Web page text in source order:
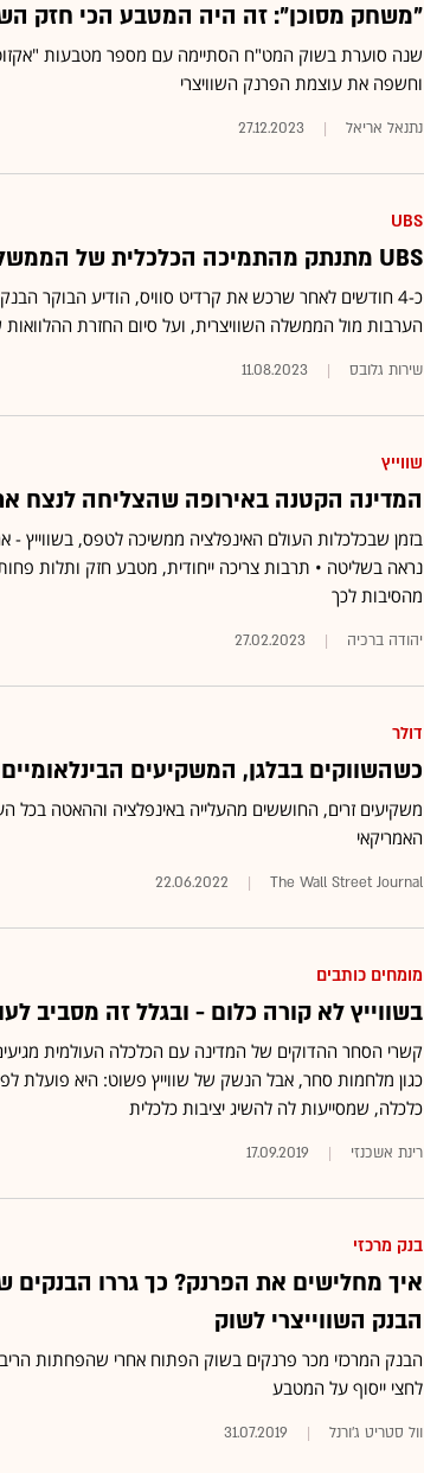
"משחק מסוכן": זה היה המטבע הכי חזק
שנה סוערת בשוק המט"ח הסתיימה עם מספר מטבעות
וחשפה את עוצמת הפרנק השוויצרי
נתנאל אריאל 27.12.2023
UBS
UBS מתנתק מהתמיכה הכלכלית של הממשלה השוויצרית
הערבות מול הממשלה השוויצרית, ועל סיום החזרת
שירות גלובס 11.08.2023
שווייץ
המדינה הקטנה באירופה שהצליחה לנצח
בזמן שבכלכלות העולם האינפלציה ממשיכה לטפס, בשווייץ
נראה בשליטה • תרבות צריכה ייחודית, מטבע חזק ותלות
מהסיבות לכך
יהודה ברכיה 27.02.2023
דולר
כשהשווקים בבלגן, המשקיעים הבינלאומיים
משקיעים זרים, החוששים מהעלייה באינפלציה וההאטה בכל
האמריקאי
The Wall Street Journal
22.06.2022
מומחים כותבים
בשווייץ לא קורה כלום - ובגלל זה מסביב
קשרי הסחר ההדוקים של המדינה עם הכלכלה העולמית
כגון מלחמות סחר, אבל הנשק של שווייץ פשוט: היא פועלת
כלכלה, שמסייעות לה להשיג יציבות כלכלית
רינת אשכנזי 17.09.2019
בנק מרכזי
איך מחלישים את הפרנק? כך גררו הבנקים
הבנק השווייצרי לשוק
הבנק המרכזי מכר פרנקים בשוק הפתוח אחרי שהפחתות
לחצי ייסוף על המטבע
וול סטריט ג'ורנל 31.07.2019